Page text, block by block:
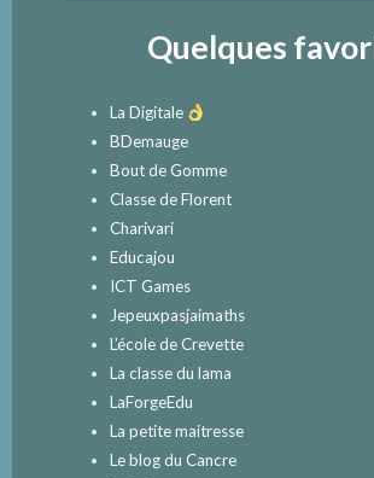
Quelques
La Digitale
BDemauge
Bout de Gomme
Classe de Florent
Charivari
Educajou
ICT Games
Jepeuxpasjaimaths
L’école de Crevette
La classe du lama
LaForgeEdu
La petite maitresse
Le blog du Cancre